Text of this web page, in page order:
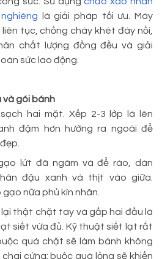
là giải pháp tối ưu. Máy
tục, chống cháy khét đáy nồi,
chất lượng đồng đều và giải
sức lao động.
và gói bánh
hai mặt. Xếp 2-3 lớp lá lên
đậm hơn hướng ra ngoài để
lứt đã ngâm và để ráo, dàn
đậu xanh và thịt vào giữa.
nữa phủ kín nhân.
lại thật chặt tay và gấp hai đầu lá
siết vừa đủ. Kỹ thuật siết lạt rất
quá chặt sẽ làm bánh không
cứng; buộc quá lỏng sẽ khiến